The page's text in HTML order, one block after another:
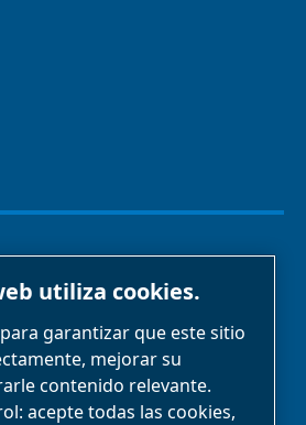
utiliza cookies.
garantizar que este sitio
mejorar su
contenido relevante.
acepte todas las cookies,